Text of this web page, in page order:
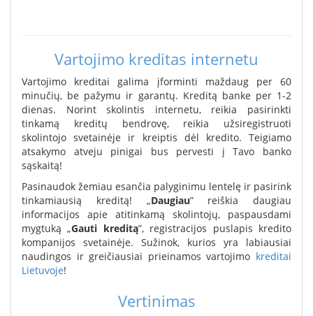
Vartojimo kreditas internetu
Vartojimo kreditai galima įforminti maždaug per 60
minučių, be pažymu ir garantų. Kreditą banke per 1-2
dienas. Norint skolintis internetu, reikia pasirinkti
tinkamą kreditų bendrovę, reikia užsiregistruoti
skolintojo svetainėje ir kreiptis dėl kredito. Teigiamo
atsakymo atveju pinigai bus pervesti į Tavo banko
sąskaitą!
Pasinaudok žemiau esančia palyginimu lentelę ir pasirink
tinkamiausią kreditą! „Daugiau” reiškia daugiau
informacijos apie atitinkamą skolintojų, paspausdami
mygtuką „Gauti kreditą”, registracijos puslapis kredito
kompanijos svetainėje. Sužinok, kurios yra labiausiai
naudingos ir greičiausiai prieinamos vartojimo kreditai
Lietuvoje!
Vertinimas